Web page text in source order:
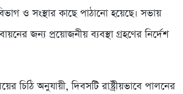
ও সংস্থার কাছে পাঠানো হয়েছে। সভায়
জন্য প্রয়োজনীয় ব্যবস্থা গ্রহণের নির্দেশ
চিঠি অনুযায়ী, দিবসটি রাষ্ট্রীয়ভাবে পালনের